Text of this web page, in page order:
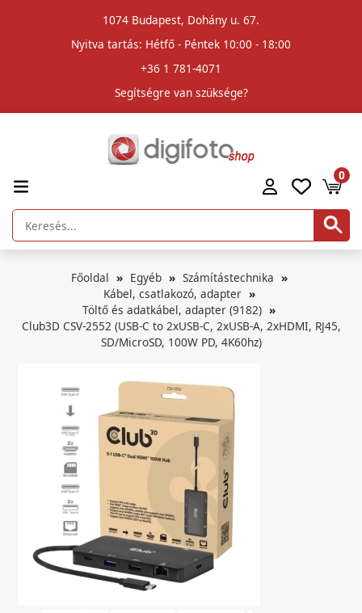
1074 Budapest, Dohány u. 67.
Nyitva tartás: Hétfő - Péntek 10:00 - 18:00
+36 1 781-4071
Segítségre van szüksége?
0
Főoldal Egyéb
Számítástechnika
Kábel, csatlakozó, adapter
Töltő és adatkábel, adapter (9182)
Club3D CSV-2552 (USB-C to 2xUSB-C, 2xUSB-A, 2xHDMI, RJ45,
SD/MicroSD, 100W PD, 4K60hz)